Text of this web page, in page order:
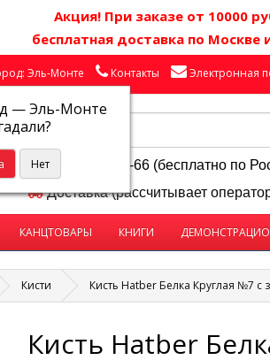
Акция! При заказе от 10000
бесплатная доставка по
Эль-Монте
—Эль-Монте
Контакты Электронная
8-800-250-58-66 (бесплатно по
Доставка (рассчитывает
КАНЦТОВАРЫ КНИГИ
Кисти Кисть Hatber Белка Круглая №7
Кисть Hatber